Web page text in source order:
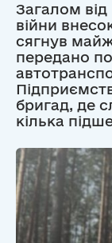
Загалом
війни
сягнув
передано
бригад, де
кілька